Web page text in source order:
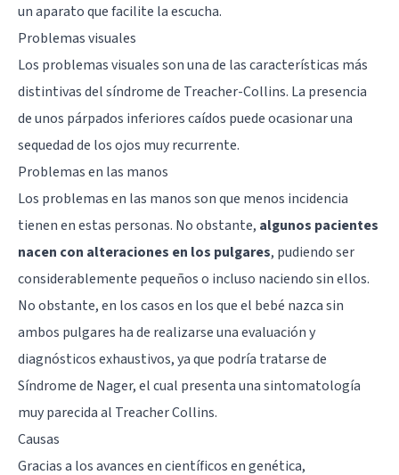
un aparato que facilite la escucha.
Problemas visuales
Los problemas visuales son una de las características más
distintivas del síndrome de Treacher-Collins. La presencia
de unos párpados inferiores caídos puede ocasionar una
sequedad de los ojos muy recurrente.
Problemas en las manos
Los problemas en las manos son que menos incidencia
tienen en estas personas. No obstante, algunos pacientes
nacen con alteraciones en los pulgares, pudiendo ser
considerablemente pequeños o incluso naciendo sin ellos.
No obstante, en los casos en los que el bebé nazca sin
ambos pulgares ha de realizarse una evaluación y
diagnósticos exhaustivos, ya que podría tratarse de
Síndrome de Nager, el cual presenta una sintomatología
muy parecida al Treacher Collins.
Causas
Gracias a los avances en científicos en genética,